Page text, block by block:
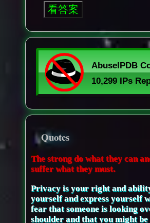
Quotes
The strong do what they can
suffer what they must.
Privacy is your right and
yourself and express yourself
fear that someone is looking
shoulder and that you might